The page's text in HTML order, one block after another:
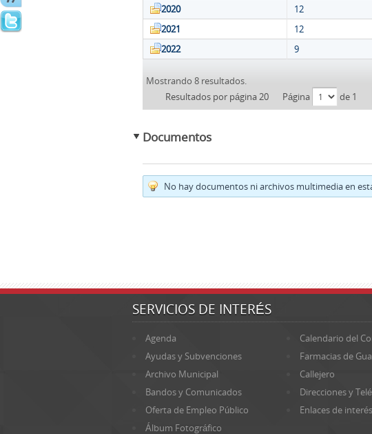
2020
12
2021
12
2022
9
Mostrando 8 resultados.
Resultados por página 20
Página de 1
Documentos
No hay documentos ni archivos multimedia en
SERVICIOS DE INTERÉS
Agenda
Calendario del
Ayudas y Subvenciones
Farmacias de
Archivo Municipal
Callejero
Bandos y Comunicados
Direcciones y
Oferta de Empleo Público
Enlaces de interés
Álbum Fotográfico